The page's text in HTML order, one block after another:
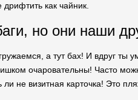
как чайник.
но они наши
а тут бах! И вдруг ты
очаровательны! Часто
ли не визитная карточка! Это